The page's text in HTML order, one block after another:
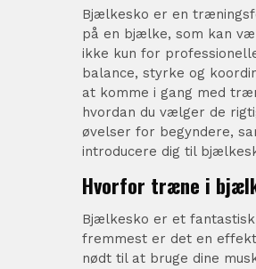
Bjælkesko er en
på en bjælke, som kan
ikke kun for
balance, styrke og
at komme i gang med
hvordan du vælger de
øvelser for begyndere,
introducere dig til
Hvorfor træne i
Bjælkesko er et
fremmest er det en
nødt til at bruge dine